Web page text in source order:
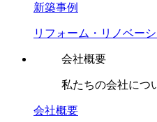
新築事例
リフォーム・リノベー
会社概要
私たちの会社につ
会社概要